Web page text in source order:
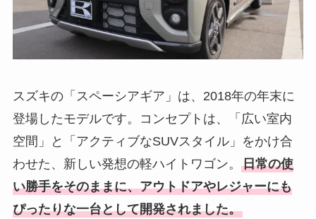
スズキの「スペーシアギア」は、2018年の年末に
登場したモデルです。コンセプトは、「広い室内
空間」と「アクティブなSUVスタイル」をかけ合
わせた、新しい発想の軽ハイトワゴン。 日常の使
い勝手をそのままに、アウトドアやレジャーにも
ぴったりな一台として開発されました。